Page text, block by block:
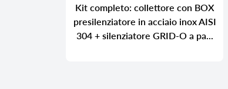
Kit completo: collettore con BOX
presilenziatore in acciaio inox AISI
304 + silenziatore GRID-O a pa...